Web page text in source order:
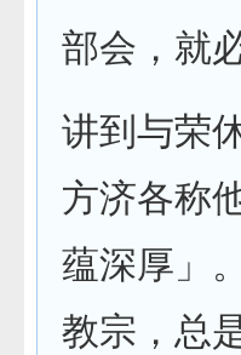
部会，就
讲到与荣
方济各称
蕴深厚」
教宗，总